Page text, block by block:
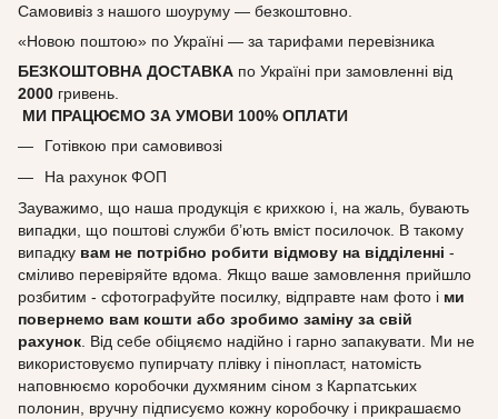
Самовивіз з нашого шоуруму — безкоштовно.
«Новою поштою» по Україні — за тарифами перевізника
БЕЗКОШТОВНА ДОСТАВКА по Україні при замовленні від
2000 гривень.
МИ ПРАЦЮЄМО ЗА УМОВИ 100% ОПЛАТИ
Готівкою при самовивозі
На рахунок ФОП
Зауважимо, що наша продукція є крихкою і, на жаль, бувають
випадки, що поштові служби б’ють вміст посилочок. В такому
випадку вам не потрібно робити відмову на відділенні -
сміливо перевіряйте вдома. Якщо ваше замовлення прийшло
розбитим - сфотографуйте посилку, відправте нам фото і ми
повернемо вам кошти або зробимо заміну за свій
рахунок. Від себе обіцяємо надійно і гарно запакувати. Ми не
використовуємо пупирчату плівку і пінопласт, натомість
наповнюємо коробочки духмяним сіном з Карпатських
полонин, вручну підписуємо кожну коробочку і прикрашаємо